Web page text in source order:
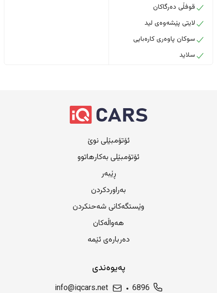
قوفڵی دەرگاکان
لایتی پێشەوەی لید
سوکان پاوەری کارەبایی
سلاید
ئۆتۆمبێلی نوێ
ئۆتۆمبێلی بەکارهاتوو
ڕێبەر
بەراوردکردن
وێستگەکانی شەحنکردن
هەواڵەکان
دەربارەی ئێمە
پەیوەندی
6896
info@iqcars.net